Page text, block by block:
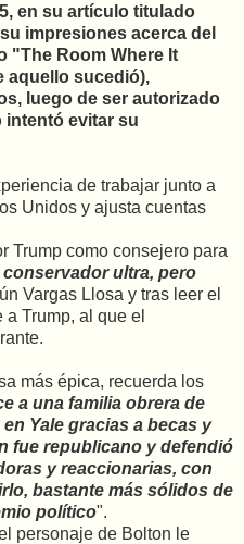
en su artículo titulado
impresiones acerca del
"The Room Where It
aquello sucedió),
luego de ser autorizado
intentó evitar su
de trabajar junto a
Unidos y ajusta cuentas
Trump como consejero para
ultra, pero
Vargas Llosa y tras leer el
Trump, al que el
más épica, recuerda los
a una familia obrera de
Yale gracias a becas y
fue republicano y defendió
y reaccionarias, con
bastante más sólidos de
político".
personaje de Bolton le